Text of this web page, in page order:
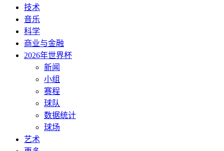
技术
音乐
科学
商业与金融
2026年世界杯
新闻
小组
赛程
球队
数据统计
球场
艺术